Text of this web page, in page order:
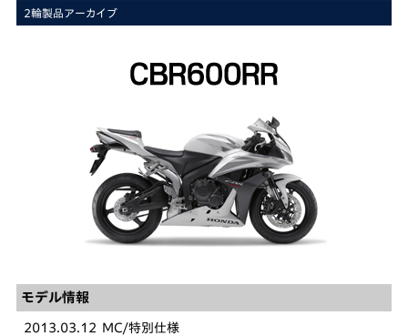
2輪製品アーカイブ
モデル情報
2013.03.12 MC/特別仕様